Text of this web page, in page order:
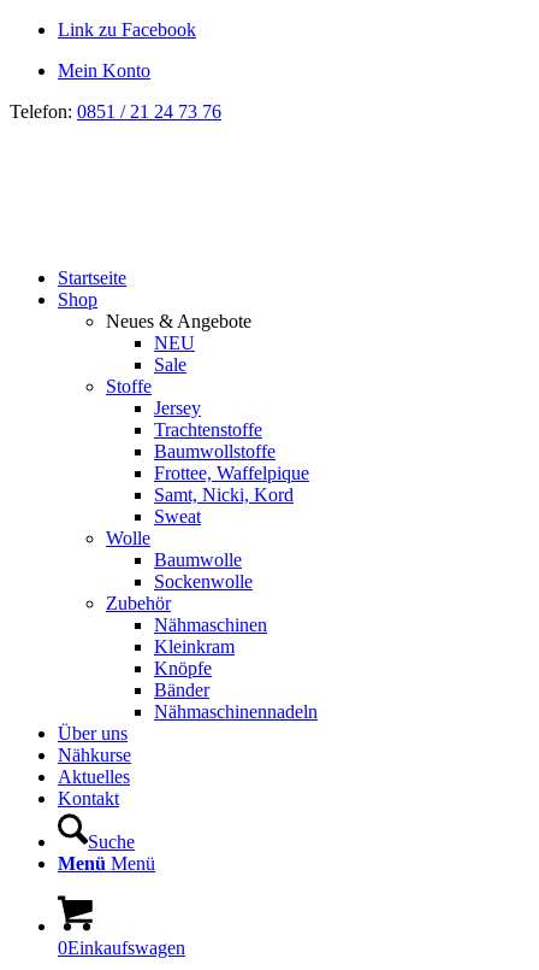
Link zu Facebook
Mein Konto
Telefon: 0851 / 21 24 73 76
Startseite
Shop
Neues & Angebote
NEU
Sale
Stoffe
Jersey
Trachtenstoffe
Baumwollstoffe
Frottee, Waffelpique
Samt, Nicki, Kord
Sweat
Wolle
Baumwolle
Sockenwolle
Zubehör
Nähmaschinen
Kleinkram
Knöpfe
Bänder
Nähmaschinennadeln
Über uns
Nähkurse
Aktuelles
Kontakt
Suche
Menü Menü
0Einkaufswagen